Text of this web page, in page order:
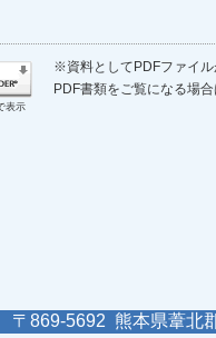
表示
※資料としてPDFファイル
PDF書類をご覧になる場
〒869-5692 熊本県葦北